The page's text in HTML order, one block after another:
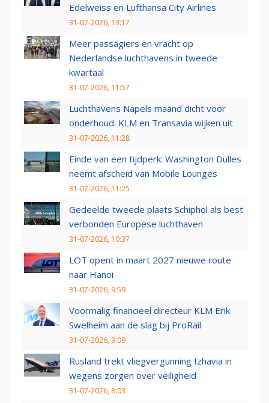
Edelweiss en Lufthansa City Airlines
31-07-2026, 13:17
Meer passagiers en vracht op
Nederlandse luchthavens in tweede
kwartaal
31-07-2026, 11:57
Luchthavens Napels maand dicht voor
onderhoud: KLM en Transavia wijken uit
31-07-2026, 11:28
Einde van een tijdperk: Washington Dulles
neemt afscheid van Mobile Lounges
31-07-2026, 11:25
Gedeelde tweede plaats Schiphol als best
verbonden Europese luchthaven
31-07-2026, 10:37
LOT opent in maart 2027 nieuwe route
naar Hanoi
31-07-2026, 9:59
Voormalig financieel directeur KLM Erik
Swelheim aan de slag bij ProRail
31-07-2026, 9:09
Rusland trekt vliegvergunning Izhavia in
wegens zorgen over veiligheid
31-07-2026, 8:03